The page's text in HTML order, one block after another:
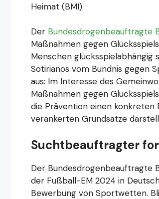
Heimat (BMI).
Der Bundesdrogenbeauftragte
Maßnahmen gegen
Menschen glücksspielabhängig
Sotirianos vom Bündnis gegen
aus: Im Interesse des
Maßnahmen gegen
die Prävention einen
verankerten Grundsätze
Suchtbeauftragter
Der Bundesdrogenbeauftragte
der Fußball-EM 2024 in
Bewerbung von Sportwetten.